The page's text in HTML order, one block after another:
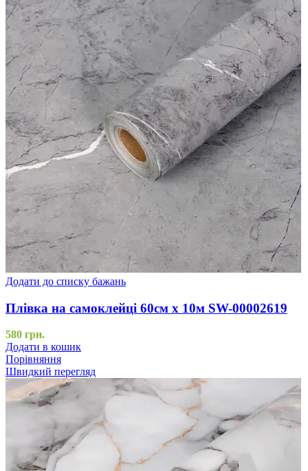
Додати до списку бажань
Плівка на самоклейці 60см х 10м SW-00002619
580 грн.
Додати в кошик
Порівняння
Швидкий перегляд